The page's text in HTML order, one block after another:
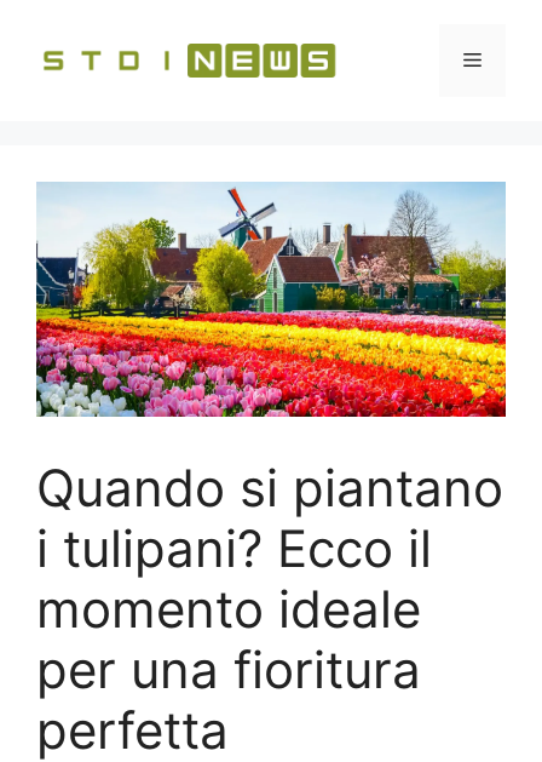
contenuto
Menu
Quando si piantano
i tulipani? Ecco il
momento ideale
per una fioritura
perfetta